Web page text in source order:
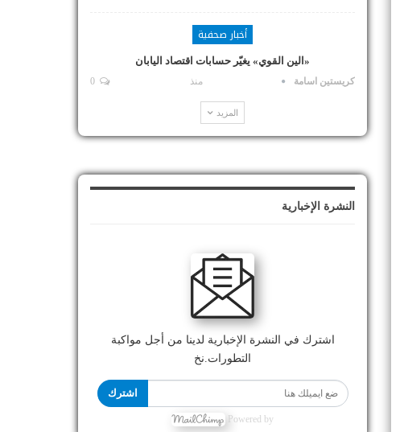
أخبار صحفية
«الين القوي» يغيّر حسابات اقتصاد اليابان
كريستين اسامة منذ
المزيد
النشرة الإخبارية
اشترك في النشرة الإخبارية لدينا من أجل مواكبة
التطورات.نخ
اشترك
Powered by